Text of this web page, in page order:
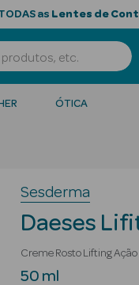
as Lentes de
ÓTICA
Sesderma
Daeses
Creme Rosto Lifting
50 ml